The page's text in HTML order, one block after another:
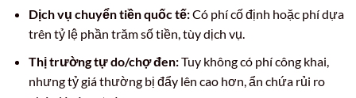
Dịch vụ chuyển tiền quốc tế:Có phí cố định hoặc phí dựa
trên tỷ lệ phần trăm số tiền, tùy dịch vụ.
Thị trường tự do/chợ đen:Tuy không có phí công khai,
nhưng tỷ giá thường bị đẩy lên cao hơn, ẩn chứa rủi ro